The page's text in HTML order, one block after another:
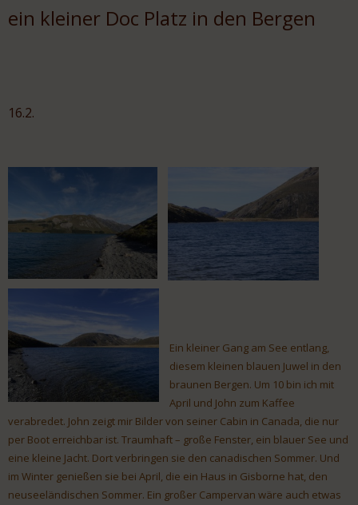
ein kleiner Doc Platz in den Bergen
16.2.
Ein kleiner Gang am See entlang,
diesem kleinen blauen Juwel in den
braunen Bergen. Um 10 bin ich mit
April und John zum Kaffee
verabredet. John zeigt mir Bilder von seiner Cabin in Canada, die nur
per Boot erreichbar ist. Traumhaft – große Fenster, ein blauer See und
eine kleine Jacht. Dort verbringen sie den canadischen Sommer. Und
im Winter genießen sie bei April, die ein Haus in Gisborne hat, den
neuseeländischen Sommer. Ein großer Campervan wäre auch etwas